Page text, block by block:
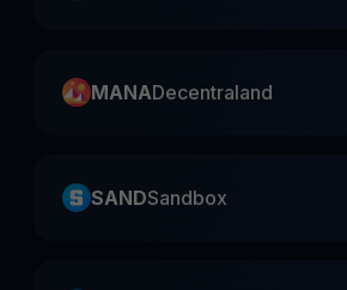
MANADecentraland
SANDSandbox